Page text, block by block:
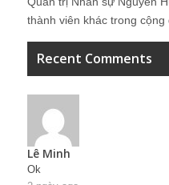
thành viên khác trong cộng
Recent Comments
Lê Minh
Ok